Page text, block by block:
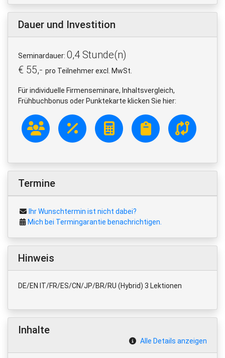
Dauer und Investition
Seminardauer: 0,4 Stunde(n)
€ 55,- pro Teilnehmer excl. MwSt.
Für individuelle Firmenseminare, Inhaltsvergleich,
Frühbuchbonus oder Punktekarte klicken Sie hier:
Termine
Ihr Wunschtermin ist nicht dabei?
Mich bei Termingarantie benachrichtigen.
Hinweis
DE/EN IT/FR/ES/CN/JP/BR/RU (Hybrid) 3 Lektionen
Inhalte
Alle Details anzeigen